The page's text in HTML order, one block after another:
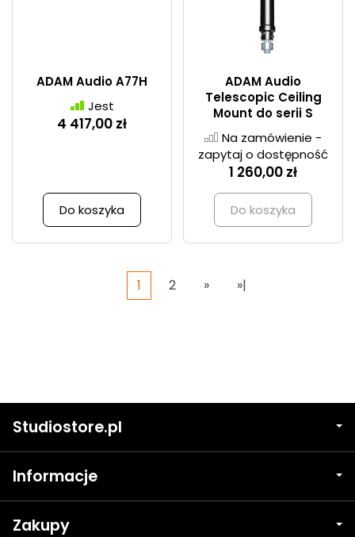
ADAM Audio A77H
Jest
4 417,00 zł
Do koszyka
ADAM Audio
Telescopic Ceiling
Mount do serii S
Na zamówienie -
zapytaj o dostępność
1 260,00 zł
Do koszyka
1 2 » »|
Studiostore.pl
Informacje
Zakupy